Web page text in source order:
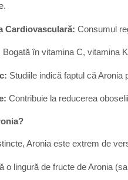
Cardiovasculară: Consumul
Bogată în vitamina C, vitamina
Studiile indică faptul că Aronia
Contribuie la reducerea
Aronia este extrem de
o lingură de fructe de Aronia